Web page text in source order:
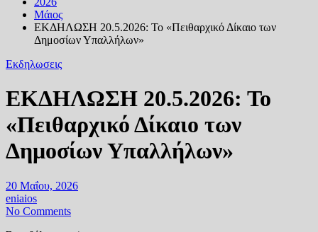
Μάιος
ΕΚΔΗΛΩΣΗ 20.5.2026: Το «Πειθαρχικό Δίκαιο των
Δημοσίων Υπαλλήλων»
Εκδηλωσεις
ΕΚΔΗΛΩΣΗ 20.5.2026: Το
«Πειθαρχικό Δίκαιο των
Δημοσίων Υπαλλήλων»
20 Μαΐου, 2026
eniaios
No Comments